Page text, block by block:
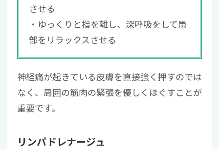
させる
ゆっくりと指を離し、深呼吸をして患
部をリラックスさせる
神経痛が起きている皮膚を直接強く押すのでは
なく、周囲の筋肉の緊張を優しくほぐすことが
重要です。
リンパドレナージュ